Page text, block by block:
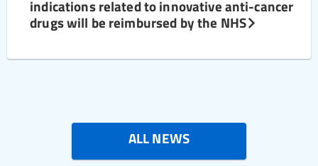
indications related to innovative anti-cancer
drugs will be reimbursed by the NHS
ALL NEWS